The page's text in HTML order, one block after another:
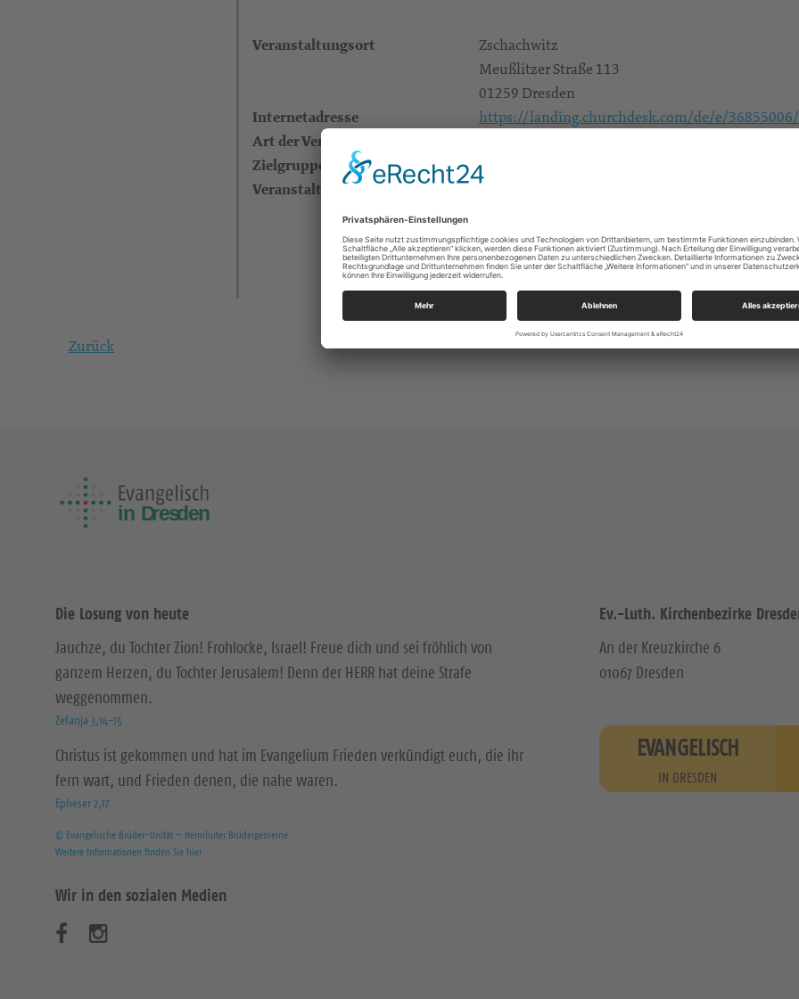
Veranstaltungsort
Zschachwitz
Meußlitzer Straße 113
01259 Dresden
Internetadresse https://landing.churchdesk.com/de/e/
Art der Veranstaltung
Zielgruppe Alle
Veranstalter KG Dresden-Ost
01257 Dresden
kg.dresden-ost@evlks.de
Zurück
Die Losung von heute
Jauchze, du Tochter Zion! Frohlocke, Israel! Freue dich und sei fröhlich von
ganzem Herzen, du Tochter Jerusalem! Denn der HERR hat deine Strafe
weggenommen.
Zefanja 3,14-15
Christus ist gekommen und hat im Evangelium Frieden verkündigt euch, die ihr
fern wart, und Frieden denen, die nahe waren.
Epheser 2,17
© Evangelische Brüder-Unität – Herrnhuter Brüdergemeine
Weitere Informationen finden Sie hier
Wir in den sozialen Medien
Ev.-Luth. Kirchenbezirke
An der Kreuzkirche 6
01067 Dresden
EVANGELISCH
IN DRESDEN